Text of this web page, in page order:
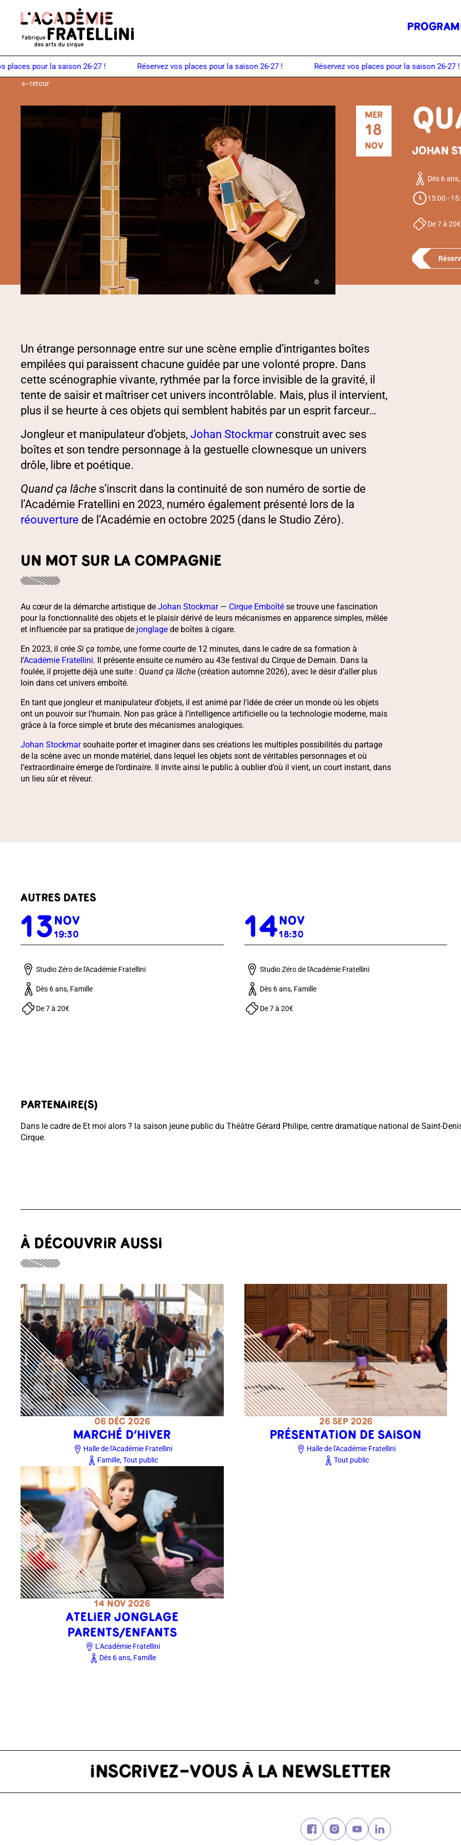
pour la saison 26-27 !
retour
©
MER
18
NOV JOHAN
Dès 6
15:00 -
De 7 à 20€
PRÉSENTATION
Un étrange personnage entre sur une scène emplie d’intrigantes boîtes
empilées qui paraissent chacune guidée par une volonté propre. Dans
cette scénographie vivante, rythmée par la force invisible de la gravité, il
tente de saisir et maîtriser cet univers incontrôlable. Mais, plus il intervient,
plus il se heurte à ces objets qui semblent habités par un esprit farceur…
Jongleur et manipulateur d’objets, Johan Stockmarconstruit avec ses
boîtes et son tendre personnage à la gestuelle clownesque un univers
drôle, libre et poétique.
Quand ça lâche s’inscrit dans la continuité de son numéro de sortie de
l’Académie Fratellini en 2023, numéro également présenté lors de la
réouverture de l’Académie en octobre 2025 (dans le Studio Zéro).
UN MOT SUR LA COMPAGNIE
Au cœur de la démarche artistique de Johan Stockmar— Cirque Emboîté se trouve une fascination
pour la fonctionnalité des objets et le plaisir dérivé de leurs mécanismes en apparence simples, mêlée
et influencée par sa pratique de jonglage de boîtes à cigare.
En 2023, il crée Si ça tombe, une forme courte de 12 minutes, dans le cadre de sa formation à
l’Académie Fratellini. Il présente ensuite ce numéro au 43e festival du Cirque de Demain. Dans la
foulée, il projette déjà une suite : Quand ça lâche (création automne 2026), avec le désir d’aller plus
loin dans cet univers emboîté.
En tant que jongleur et manipulateur d’objets, il est animé par l’idée de créer un monde où les objets
ont un pouvoir sur l’humain. Non pas grâce à l’intelligence artificielle ou la technologie moderne, mais
grâce à la force simple et brute des mécanismes analogiques.
Johan Stockmarsouhaite porter et imaginer dans ses créations les multiples possibilités du partage
de la scène avec un monde matériel, dans lequel les objets sont de véritables personnages et où
l’extraordinaire émerge de l’ordinaire. Il invite ainsi le public à oublier d’où il vient, un court instant, dans
un lieu sûr et rêveur.
AUTRES DATES
13NOV
19:30
Studio Zéro de l'Académie Fratellini
Dès 6 ans, Famille
De 7 à 20€
14NOV
18:30
Studio Zéro de l'Académie Fratellini
Dès 6 ans, Famille
De 7 à 20€
PARTENAIRE(S)
Dans le cadre de Et moi alors ? la saison jeune public du Théâtre Gérard Philipe, centre dramatique national de Saint-
Cirque.
À DÉCOUVRIR AUSSI
06 DÉC 2026
MARCHÉ D’HIVER
Halle de l'Académie Fratellini
Famille, Tout public
26 SEP 2026
PRÉSENTATION DE SAISON
Halle de l'Académie Fratellini
Tout public
14 NOV 2026
ATELIER JONGLAGE
PARENTS/ENFANTS
L'Académie Fratellini
Dès 6 ans, Famille
Facebook (nouvelle fenêtre)
Instagram (nouvelle fenêtre)
Youtube (nouvelle
Linkedin (nouvelle
Panneau de gestion des cookies